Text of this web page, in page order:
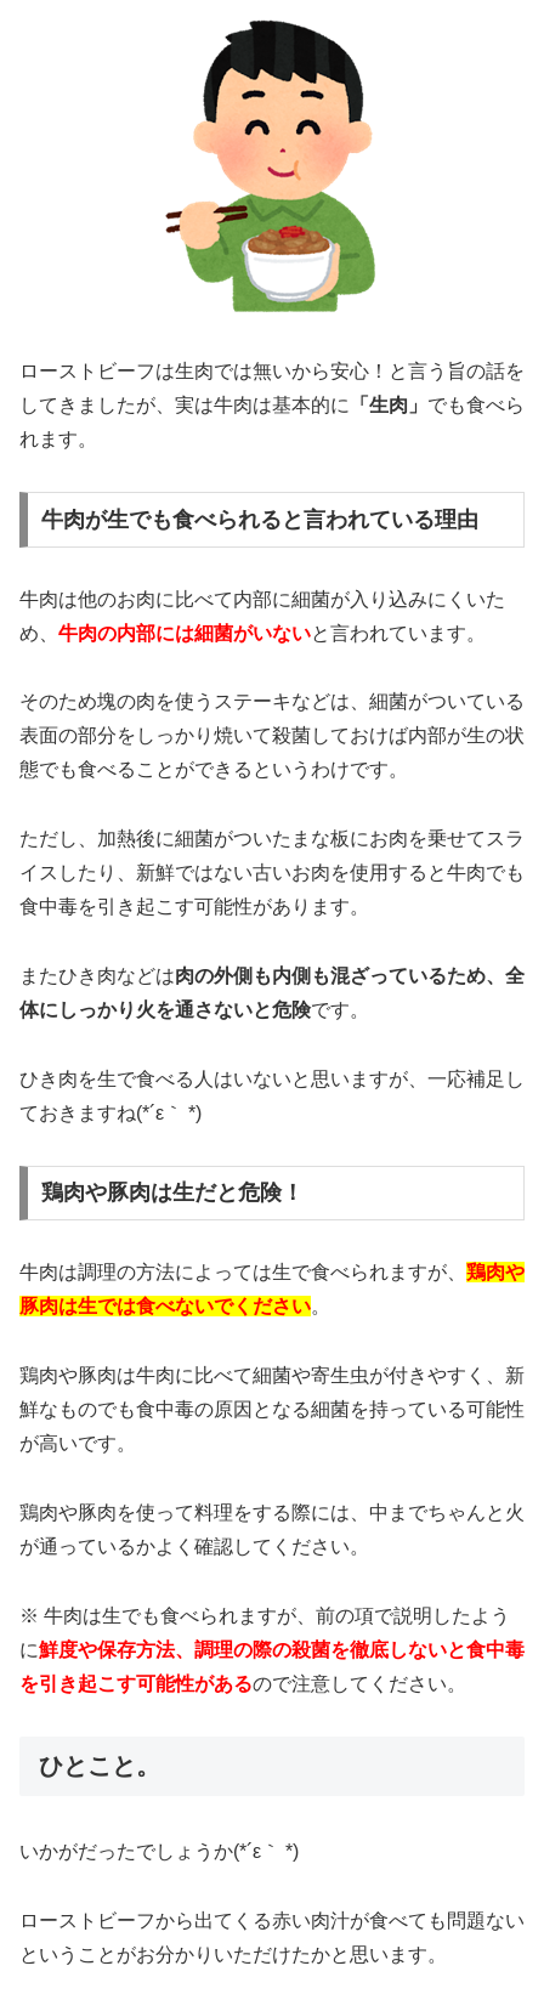
ローストビーフは生肉では無いから安心！と言う旨の話を
してきましたが、実は牛肉は基本的に
「生肉」 でも食べら
れます。
牛肉が生でも食べられると言われている理由
牛肉は他のお肉に比べて内部に細菌が入り込みにくいた
め、 牛肉の内部には細菌がいないと言われています。
そのため塊の肉を使うステーキなどは、細菌がついている
表面の部分をしっかり焼いて殺菌しておけば内部が生の状
態でも食べることができるというわけです。
ただし、加熱後に細菌がついたまな板にお肉を乗せてスラ
イスしたり、新鮮ではない古いお肉を使用すると牛肉でも
食中毒を引き起こす可能性があります。
またひき肉などは肉の外側も内側も混ざっているため、全
体にしっかり火を通さないと危険です。
ひき肉を生で食べる人はいないと思いますが、一応補足し
ておきますね(*´ε｀ *)
鶏肉や豚肉は生だと危険！
牛肉は調理の方法によっては生で食べられますが、 鶏肉や
豚肉は生では食べないでください。
鶏肉や豚肉は牛肉に比べて細菌や寄生虫が付きやすく、新
鮮なものでも食中毒の原因となる細菌を持っている可能性
が高いです。
鶏肉や豚肉を使って料理をする際には、中までちゃんと火
が通っているかよく確認してください。
※ 牛肉は生でも食べられますが、前の項で説明したよう
に鮮度や保存方法、調理の際の殺菌を徹底しないと食中毒
を引き起こす可能性があるので注意してください。
ひとこと。
いかがだったでしょうか(*´ε｀ *)
ローストビーフから出てくる赤い肉汁が食べても問題ない
ということがお分かりいただけたかと思います。